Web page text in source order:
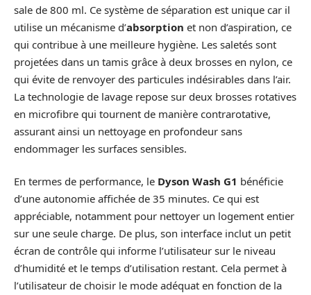
sale de 800 ml. Ce système de séparation est unique car il
utilise un mécanisme d’absorption et non d’aspiration, ce
qui contribue à une meilleure hygiène. Les saletés sont
projetées dans un tamis grâce à deux brosses en nylon, ce
qui évite de renvoyer des particules indésirables dans l’air.
La technologie de lavage repose sur deux brosses rotatives
en microfibre qui tournent de manière contrarotative,
assurant ainsi un nettoyage en profondeur sans
endommager les surfaces sensibles.
En termes de performance, le Dyson Wash G1 bénéficie
d’une autonomie affichée de 35 minutes. Ce qui est
appréciable, notamment pour nettoyer un logement entier
sur une seule charge. De plus, son interface inclut un petit
écran de contrôle qui informe l’utilisateur sur le niveau
d’humidité et le temps d’utilisation restant. Cela permet à
l’utilisateur de choisir le mode adéquat en fonction de la